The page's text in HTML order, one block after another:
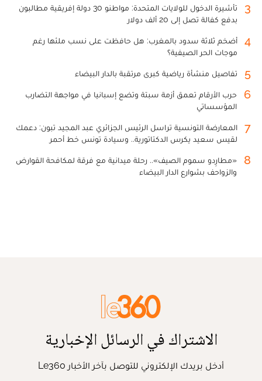
3
تأشيرة الدخول للولايات المتحدة: مواطنو 30 دولة إفريقية مطالبون
بدفع كفالة تصل إلى 20 ألف دولار
4
أضخم ثلاثة سدود بالمغرب: هل حافظت على نسب ملئها رغم
موجات الحر الصيفية؟
5 تفاصيل منشأة رياضية كبرى مرتقبة بالدار البيضاء
6
حرب الأرقام تعمق أزمة سبتة وتضع إسبانيا في مواجهة التضارب
المؤسساتي
7
المعارضة التونسية تراسل الرئيس الجزائري عبد المجيد تبون: دعمك
لقيس سعيد يكرس الدكتاتورية.. وسيادة تونس خط أحمر
8
«مطارِدو سموم الصيف».. رحلة ميدانية مع فرقة لمكافحة القوارض
والزواحف بشوارع الدار البيضاء
الاشتراك في الرسائل الإخبارية
أدخل بريدك الإلكتروني للتوصل بآخر الأخبار Le360